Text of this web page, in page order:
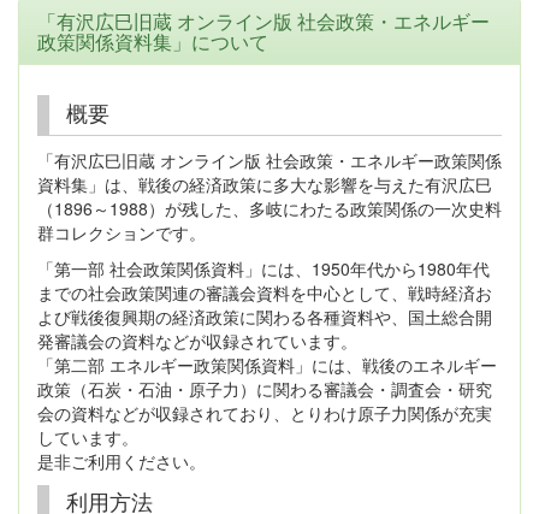
「有沢広巳旧蔵 オンライン版 社会政策・エネルギー
政策関係資料集」について
概要
「有沢広巳旧蔵 オンライン版 社会政策・エネルギー政策関係
資料集」は、戦後の経済政策に多大な影響を与えた有沢広巳
（1896～1988）が残した、多岐にわたる政策関係の一次史料
群コレクションです。
「第一部 社会政策関係資料」には、1950年代から1980年代
までの社会政策関連の審議会資料を中心として、戦時経済お
よび戦後復興期の経済政策に関わる各種資料や、国土総合開
発審議会の資料などが収録されています。
「第二部 エネルギー政策関係資料」には、戦後のエネルギー
政策（石炭・石油・原子力）に関わる審議会・調査会・研究
会の資料などが収録されており、とりわけ原子力関係が充実
しています。
是非ご利用ください。
利用方法